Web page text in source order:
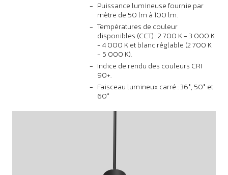
Puissance lumineuse fournie par
mètre de 50 lm à 100 lm.
Températures de couleur
disponibles (CCT) : 2 700 K - 3 000 K
- 4 000 K et blanc réglable (2 700 K
- 5 000 K).
Indice de rendu des couleurs CRI
90+.
Faisceau lumineux carré : 36°, 50° et
60°